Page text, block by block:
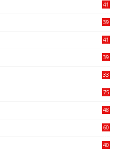
41
39
41
39
33
75
48
60
40